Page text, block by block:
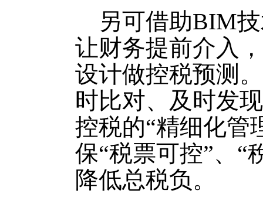
另可借助BIM技
让财务提前介入
设计做控税预测
时比对、及时发
控税的“精细化管
保“税票可控”、“
降低总税负。